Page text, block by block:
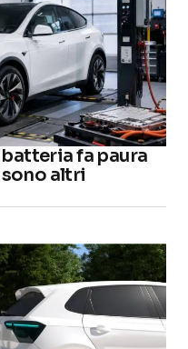
fa paura
altri